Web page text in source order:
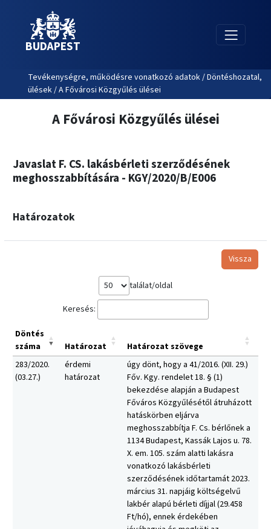
BUDAPEST
Tevékenységre, működésre vonatkozó adatok / Döntéshozatal,
ülések / A Fővárosi Közgyűlés ülései
A Fővárosi Közgyűlés ülései
Javaslat F. CS. lakásbérleti szerződésének
meghosszabbítására - KGY/2020/B/E006
Határozatok
Vissza
találat/oldal
Keresés:
Döntés
száma
Határozat
Határozat szövege
283/2020.
(03.27.)
érdemi
határozat
úgy dönt, hogy a 41/2016. (XII. 29.)
Főv. Kgy. rendelet 18. § (1)
bekezdése alapján a Budapest
Főváros Közgyűlésétől átruházott
hatáskörben eljárva
meghosszabbítja F. Cs. bérlőnek a
1134 Budapest, Kassák Lajos u. 78.
X. em. 105. szám alatti lakásra
vonatkozó lakásbérleti
szerződésének időtartamát 2023.
március 31. napjáig költségelvű
lakbér alapú bérleti díjjal (29.458
Ft/hó), ennek érdekében